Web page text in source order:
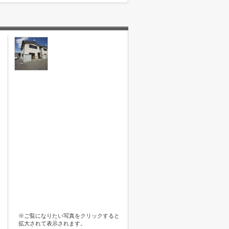
※ご覧になりたい写真をクリックすると
拡大されて表示されます。